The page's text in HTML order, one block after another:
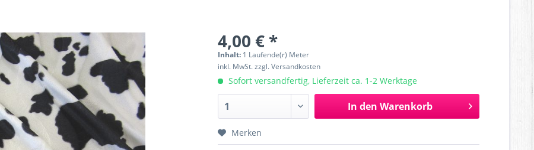
4,00 € *
Inhalt: 1 Laufende(r) Meter
inkl. MwSt.zzgl. Versandkosten
Sofort versandfertig, Lieferzeit ca. 1-2 Werktage
In den Warenkorb
Merken